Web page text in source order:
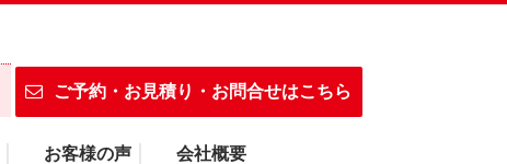
ご予約・お見積り・お問合せはこちら
お客様の声 会社概要